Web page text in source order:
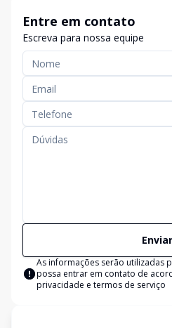
Entre em contato
Escreva para nossa equipe
Enviar
As informações serão utilizadas
possa entrar em contato de
privacidade e termos de serviço